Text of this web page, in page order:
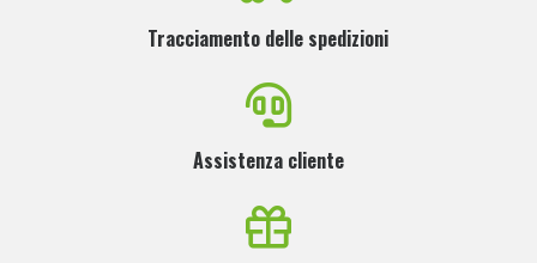
Tracciamento delle spedizioni
Assistenza cliente